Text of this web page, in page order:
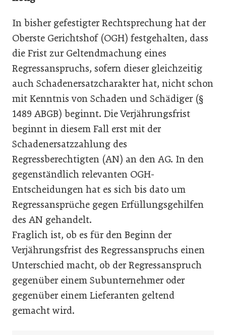
In bisher gefestigter Rechtsprechung hat der
Oberste Gerichtshof (OGH) festgehalten, dass
die Frist zur Geltendmachung eines
Regressanspruchs, sofern dieser gleichzeitig
auch Schadenersatz­charakter hat, nicht schon
mit Kenntnis von Schaden und Schädiger­ (§
1489 ABGB) beginnt. Die Verjährungsfrist
beginnt in diesem Fall erst mit der
Schadenersatzzahlung des
Regressberechtigten (AN) an den AG. In den
gegenständlich relevanten OGH-
Entscheidungen hat es sich bis dato um
Regressansprüche gegen Erfüllungs­gehilfen
des AN gehandelt.
Fraglich ist, ob es für den Beginn der
Verjährungsfrist des Regressanspruchs einen
Unterschied macht, ob der Regressanspruch
gegenüber einem Subunternehmer oder
gegenüber einem Lieferanten geltend
gemacht wird.